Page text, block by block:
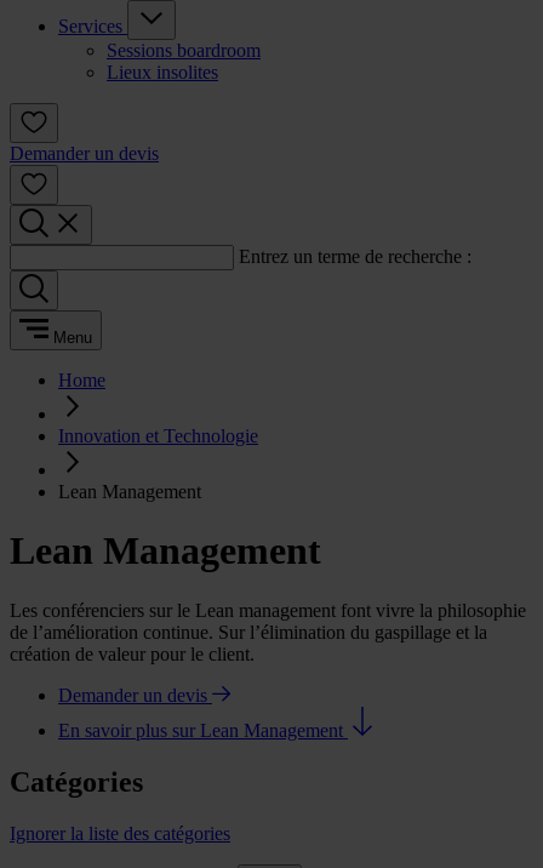
Services
Sessions boardroom
Lieux insolites
Demander un devis
Entrez un terme de recherche :
Menu
Home
Innovation et Technologie
Lean Management
Lean Management
Les conférenciers sur le Lean management font vivre la philosophie
de l’amélioration continue. Sur l’élimination du gaspillage et la
création de valeur pour le client.
Demander un devis
En savoir plus sur Lean Management
Catégories
Ignorer la liste des catégories